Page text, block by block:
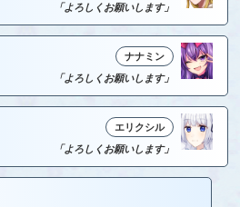
「よろしくお願いします」
ナナミン
「よろしくお願いします」
エリクシル
「よろしくお願いします」